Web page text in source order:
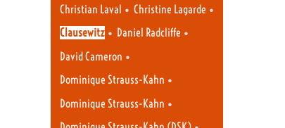
Christian Laval • Christine Lagarde •
Clausewitz • Daniel Radcliffe •
David Cameron •
Dominique Strauss-Kahn •
Dominique Strauss-Kahn •